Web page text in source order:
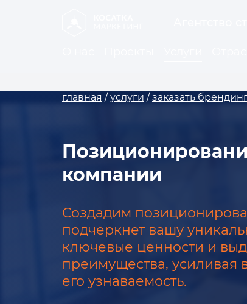
главная /услуги /заказать
компании
Создадим
подчеркнет вашу
ключевые ценности и
преимущества,
его узнаваемость.